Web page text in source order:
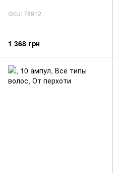
SKU: 78912
1 368 грн